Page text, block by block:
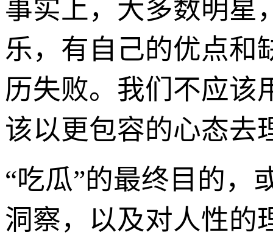
事实上，大多数明星
乐，有自己的优点和
历失败。我们不应该
该以更包容的心态去
“吃瓜”的最终目的，
洞察，以及对人性的